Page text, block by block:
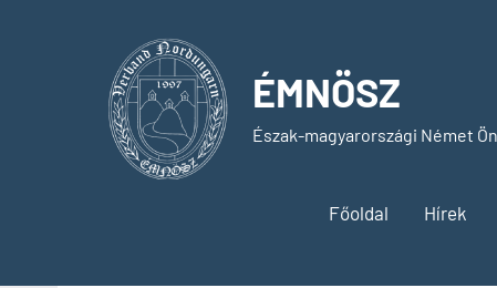
ÉMNÖSZ
Észak-magyarországi Német
Főoldal Hírek